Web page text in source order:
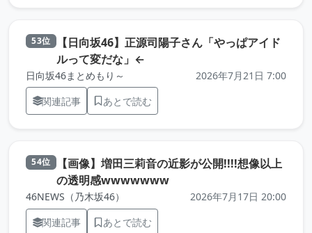
53位
【日向坂46】正源司陽子さん「やっぱアイド
ルって変だな」←
日向坂46まとめもり～
2026年7月21日 7:00
関連記事
あとで読む
54位
【画像】増田三莉音の近影が公開!!!!想像以上
の透明感wwwwwww（元記事を新しいタブで開
46NEWS（乃木坂46）
2026年7月17日 20:00
関連記事
あとで読む